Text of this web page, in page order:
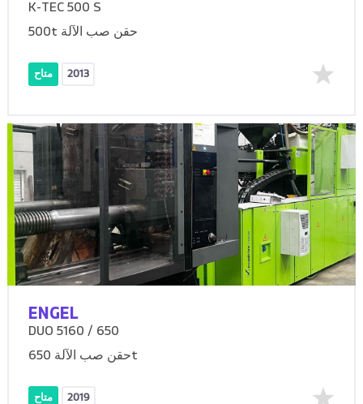
K-TEC 500 S
500t حقن صب الآلة
متاح 2013
ENGEL
DUO 5160 / 650
حقن صب الآلة 650t
متاح 2019